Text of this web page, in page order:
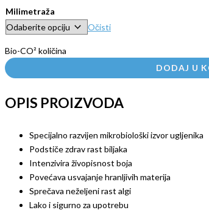
Milimetraža
Očisti
Bio-CO² količina
DODAJ U
OPIS PROIZVODA
Specijalno razvijen mikrobiološki izvor ugljenika
Podstiče zdrav rast biljaka
Intenzivira živopisnost boja
Povećava usvajanje hranljivih materija
Sprečava neželjeni rast algi
Lako i sigurno za upotrebu